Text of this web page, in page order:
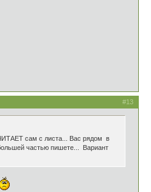
#13
ЧИТАЕТ сам с листа... Вас рядом в
частью пишете... Вариант